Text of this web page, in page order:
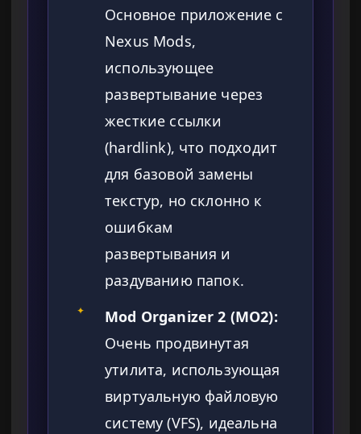
Основное приложение с
Nexus Mods,
использующее
развертывание через
жесткие ссылки
(hardlink), что подходит
для базовой замены
текстур, но склонно к
ошибкам
развертывания и
раздуванию папок.
✦
Mod Organizer 2 (MO2):
Очень продвинутая
утилита, использующая
виртуальную файловую
систему (VFS), идеальна